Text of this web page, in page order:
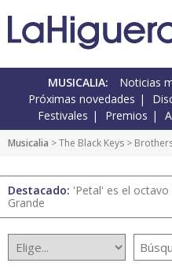
MUSICALIA: Noticias
Próximas novedades
Festivales
Premios
Musicalia >The Black Keys >
Destacado: 'Petal' es el
Grande